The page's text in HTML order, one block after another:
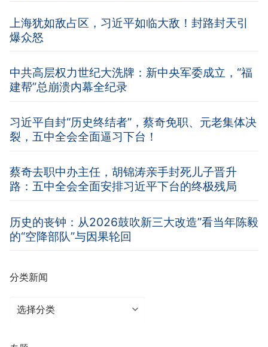
上海犹如敌占区，习近平如临大敌！封路封天引
爆众怒
中共高层权力世纪大洗牌：新中央军委成立，“福
建帮”总崩溃内幕全纪录
习近平自封“历史终结者”，蔡奇免职、元老集体决
裂，五中全会全面逼习下台！
蔡奇去职中办主任，胡锦涛亲手封死儿子晋升
路：五中全会全面安排习近平下台的终极残局
历史的丧钟：从2026鼓吹新三大改造”看当年陈毅
的“空降部队”与因果轮回
分类新闻
分